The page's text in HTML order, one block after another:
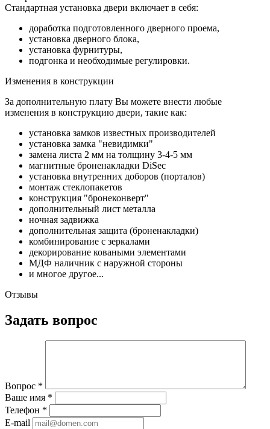
Стандартная установка двери включает в себя:
доработка подготовленного дверного проема,
установка дверного блока,
установка фурнитуры,
подгонка и необходимые регулировки.
Изменения в конструкции
За дополнительную плату Вы можете внести любые
изменения в конструкцию двери, такие как:
установка замков известных производителей
установка замка "невидимки"
замена листа 2 мм на толщину 3-4-5 мм
магнитные броненакладки DiSec
установка внутренних доборов (порталов)
монтаж стеклопакетов
конструкция "бронеконверт"
дополнительный лист металла
ночная задвижка
дополнительная защита (броненакладки)
комбинирование с зеркалами
декорирование коваными элементами
МДФ наличник с наружной стороны
и многое другое...
Отзывы
Задать вопрос
Вопрос *
Ваше имя *
Телефон *
E-mail